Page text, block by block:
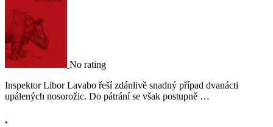
No rating
Inspektor Libor Lavabo řeší zdánlivě snadný případ dvanácti
upálených nosorožic. Do pátrání se však postupně …
.